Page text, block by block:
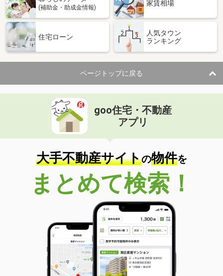
(補助金・助成金情報)
家賃相場
住宅ローン
人気タウン
ランキング
ページトップに戻る
goo住宅・不動産
アプリ
大手不動産サイトの物件を
まとめて検索！